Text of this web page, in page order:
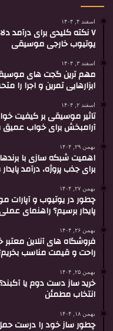
اسفند ۴, ۱۴۰۴
۷ نکته کلیدی برای درآمد
یوتیوب خارجی موسیقی
اسفند ۳, ۱۴۰۴
مهم ترین گجت های
ابزارهایی تمرین و اجرا را
اسفند ۲, ۱۴۰۴
تاثیر موسیقی بر کیفیت
آرامبخش برای خواب
بهمن ۲۹, ۱۴۰۴
اهمیت شبکه سازی با
برای جذب پروژه، درآمد
بهمن ۲۷, ۱۴۰۴
چطور در یوتیوب و آپارات
پایدار برسیم؟ راهنمای
بهمن ۲۶, ۱۴۰۴
فروشگاه های آنلاین معتبر
راحت و قیمت مناسب
بهمن ۲۵, ۱۴۰۴
خرید ساز دست دوم یا
انتخاب مطمئن
بهمن ۱۸, ۱۴۰۴
چطور ساز خود را درست